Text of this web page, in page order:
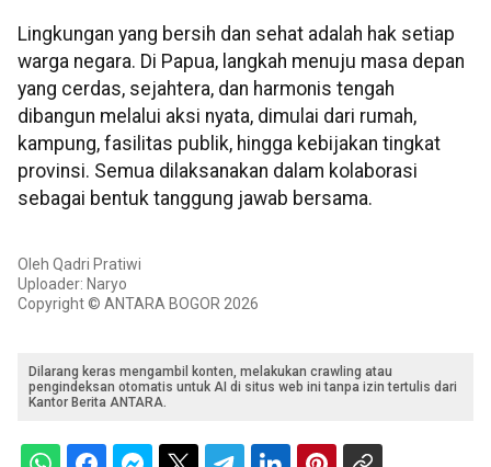
Lingkungan yang bersih dan sehat adalah hak setiap
warga negara. Di Papua, langkah menuju masa depan
yang cerdas, sejahtera, dan harmonis tengah
dibangun melalui aksi nyata, dimulai dari rumah,
kampung, fasilitas publik, hingga kebijakan tingkat
provinsi. Semua dilaksanakan dalam kolaborasi
sebagai bentuk tanggung jawab bersama.
Oleh Qadri Pratiwi
Uploader: Naryo
Copyright © ANTARA BOGOR 2026
Dilarang keras mengambil konten, melakukan crawling atau
pengindeksan otomatis untuk AI di situs web ini tanpa izin tertulis dari
Kantor Berita ANTARA.